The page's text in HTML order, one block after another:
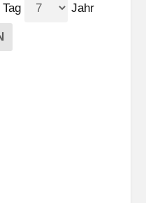
Tag Jahr